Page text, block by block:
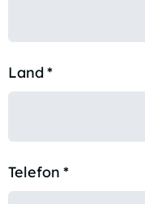
Land*
Telefon *